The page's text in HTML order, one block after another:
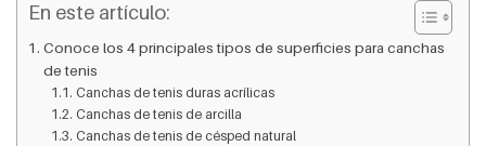
En este artículo:
Conoce los 4 principales tipos de superficies para canchas
de tenis
Canchas de tenis duras acrílicas
Canchas de tenis de arcilla
Canchas de tenis de césped natural